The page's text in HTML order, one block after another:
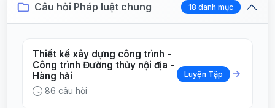
Câu hỏi Pháp luật chung 18 danh mục
Thiết kế xây dựng công trình -
Công trình Đường thủy nội địa -
Hàng hải
86 câu hỏi
Luyện Tập